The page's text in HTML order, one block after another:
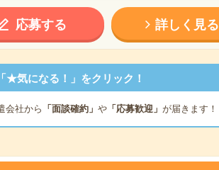
応募する 詳しく見る
★気になる！」をクリック！
会社から 「面談確約」 や「応募歓迎」 が届きます！